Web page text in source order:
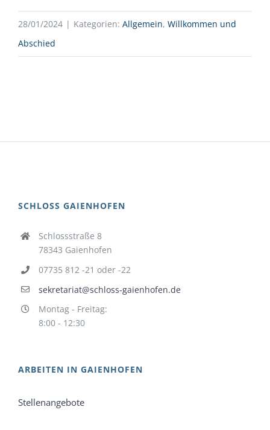
28/01/2024 | Kategorien: Allgemein, Willkommen und
Abschied
SCHLOSS GAIENHOFEN
Schlossstraße 8
78343 Gaienhofen
07735 812 -21 oder -22
sekretariat@schloss-gaienhofen.de
Montag - Freitag:
8:00 - 12:30
ARBEITEN IN GAIENHOFEN
Stellenangebote